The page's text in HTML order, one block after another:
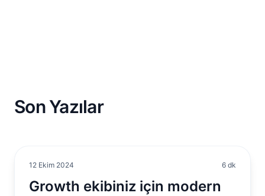
Son Yazılar
12 Ekim 2024 6 dk
Growth ekibiniz için modern